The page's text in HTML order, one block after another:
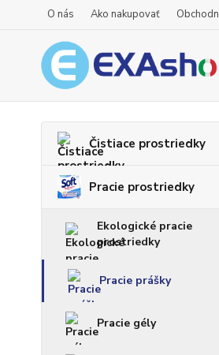
O nás Ako nakupovať
Čistiace prostriedky
Pracie prostriedky
Ekologické pracie
prostriedky
Pracie prášky
Pracie gély